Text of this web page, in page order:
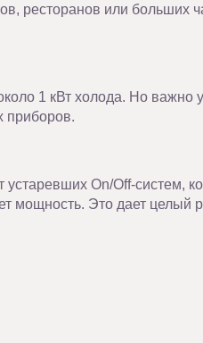
ресторанов или больших
1 кВт холода. Но важно
приборов.
On/Off-систем,
мощность. Это дает целый